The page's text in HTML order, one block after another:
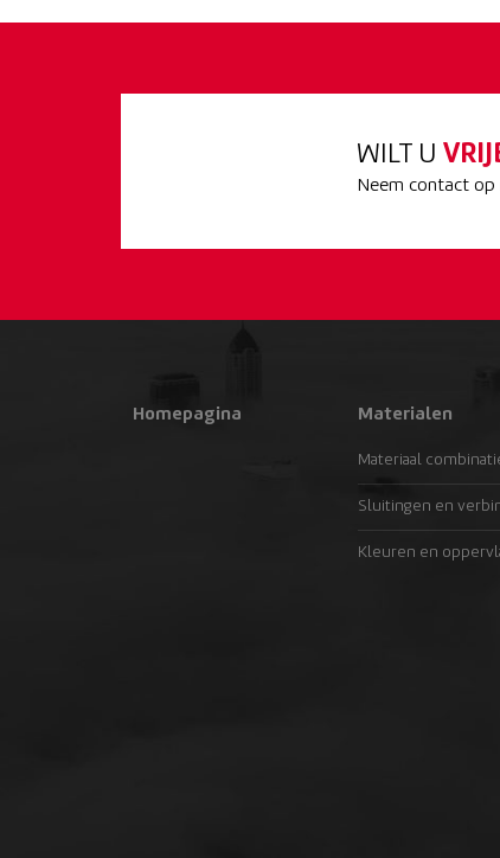
WILT U
Neem contact op
Homepagina Materialen
Materiaal
Sluitingen en
Kleuren en